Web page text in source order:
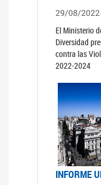
29/08/2022
El Ministerio
Diversidad
contra las
2022-2024
INFORME